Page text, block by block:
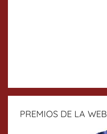
PREMIOS DE LA WEB